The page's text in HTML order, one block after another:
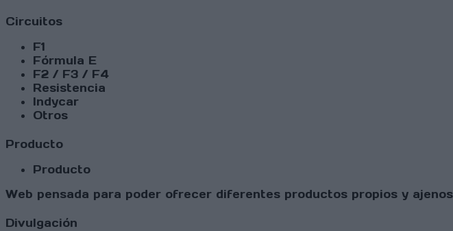
Circuitos
F1
Fórmula E
F2 / F3 / F4
Resistencia
Indycar
Otros
Producto
Producto
Web pensada para poder ofrecer diferentes productos propios y
Divulgación